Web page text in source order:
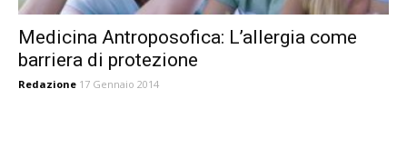
Medicina Antroposofica: L’allergia come
barriera di protezione
Redazione 17 Gennaio 2014